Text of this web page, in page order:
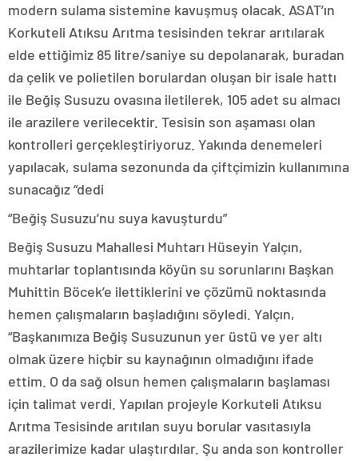
modern sulama sistemine kavuşmuş olacak. ASAT’ın
Korkuteli Atıksu Arıtma tesisinden tekrar arıtılarak
elde ettiğimiz 85 litre/saniye su depolanarak, buradan
da çelik ve polietilen borulardan oluşan bir isale hattı
ile Beğiş Susuzu ovasına iletilerek, 105 adet su almacı
ile arazilere verilecektir. Tesisin son aşaması olan
kontrolleri gerçekleştiriyoruz. Yakında denemeleri
yapılacak, sulama sezonunda da çiftçimizin kullanımına
sunacağız “dedi
“Beğiş Susuzu’nu suya kavuşturdu”
Beğiş Susuzu Mahallesi Muhtarı Hüseyin Yalçın,
muhtarlar toplantısında köyün su sorunlarını Başkan
Muhittin Böcek’e ilettiklerini ve çözümü noktasında
hemen çalışmaların başladığını söyledi. Yalçın,
“Başkanımıza Beğiş Susuzunun yer üstü ve yer altı
olmak üzere hiçbir su kaynağının olmadığını ifade
ettim. O da sağ olsun hemen çalışmaların başlaması
için talimat verdi. Yapılan projeyle Korkuteli Atıksu
Arıtma Tesisinde arıtılan suyu borular vasıtasıyla
arazilerimize kadar ulaştırdılar. Şu anda son kontroller